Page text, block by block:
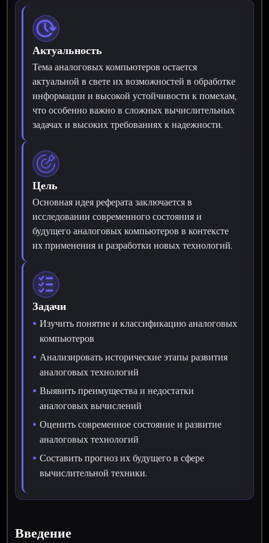
Актуальность
Тема аналоговых компьютеров остается
актуальной в свете их возможностей в обработке
информации и высокой устойчивости к помехам,
что особенно важно в сложных вычислительных
задачах и высоких требованиях к надежности.
Цель
Основная идея реферата заключается в
исследовании современного состояния и
будущего аналоговых компьютеров в контексте
их применения и разработки новых технологий.
Задачи
Изучить понятие и классификацию аналоговых
компьютеров
Анализировать исторические этапы развития
аналоговых технологий
Выявить преимущества и недостатки
аналоговых вычислений
Оценить современное состояние и развитие
аналоговых технологий
Составить прогноз их будущего в сфере
вычислительной техники.
Введение